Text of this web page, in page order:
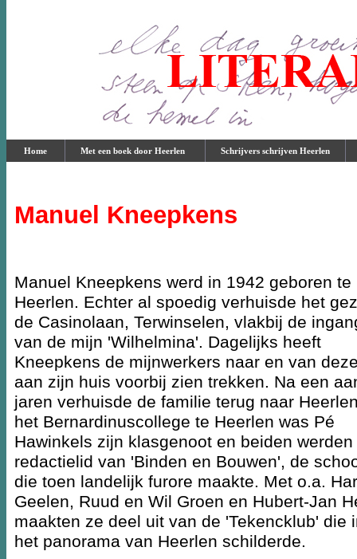
Home Met een boek door Heerlen Schrijvers schrijven Heerlen
Manuel Kneepkens
Manuel Kneepkens werd in 1942 geboren te
Heerlen. Echter al spoedig verhuisde het
de Casinolaan, Terwinselen, vlakbij de
van de mijn 'Wilhelmina'. Dagelijks heeft
Kneepkens de mijnwerkers naar en van
aan zijn huis voorbij zien trekken. Na een
jaren verhuisde de familie terug naar
het Bernardinuscollege te Heerlen was Pé
Hawinkels zijn klasgenoot en beiden
redactielid van 'Binden en Bouwen', de
die toen landelijk furore maakte. Met o.a.
Geelen, Ruud en Wil Groen en Hubert-Jan
maakten ze deel uit van de 'Tekencklub' die
het panorama van Heerlen schilderde.